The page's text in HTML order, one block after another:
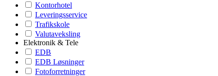
Kontorhotel
Leveringsservice
Trafikskole
Valutaveksling
Elektronik & Tele
EDB
EDB Løsninger
Fotoforretninger